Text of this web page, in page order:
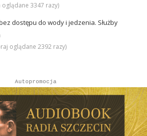
3347 razy)
dostępu do wody i jedzenia. Służby
oglądane 2392 razy)
Autopromocja